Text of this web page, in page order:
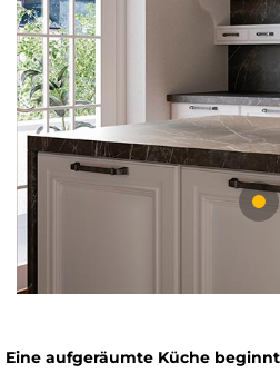
Eine aufgeräumte Küche